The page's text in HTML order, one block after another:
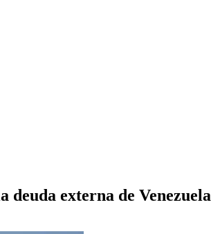
externa de Venezuela